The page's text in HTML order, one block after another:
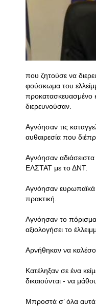
που ζητούσε να
φούσκωμα του
προκατασκευασμένο
διερευνούσαν.
Αγνόησαν τις
αυθαιρεσία που
Αγνόησαν
ΕΛΣΤΑΤ με το ΔΝΤ.
Αγνόησαν ευρωπαϊκά
πρακτική.
Αγνόησαν το
αξιολογήσει το
Αρνήθηκαν να
Κατέληξαν σε ένα
δικαιούνται - να
Μπροστά σ’ όλα αυτά,